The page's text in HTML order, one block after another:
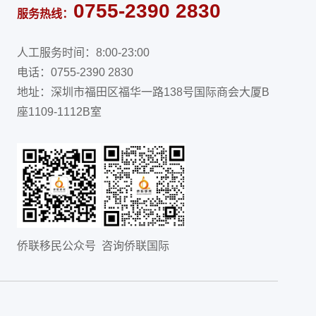
服务热线： 0755-2390 2830
人工服务时间：8:00-23:00
电话：0755-2390 2830
地址：深圳市福田区福华一路138号国际商会大厦B
座1109-1112B室
侨联移民公众号 咨询侨联国际